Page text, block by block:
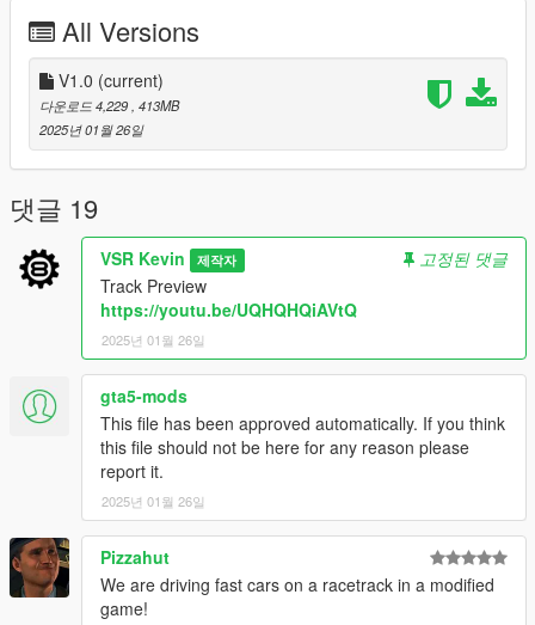
"PackfileLimitAdjuster"
"Heap Adjuster"
And a Modified "gameconfig.xml" to avoid any issues and
crashes
Feel free to report any bugs it would help me alot
Coordinates: x="-5480.00000000" y="8191.00000000"
z="300.00000000"
Enjoy!
All Versions
V1.0 (current)
다운로드 4,229 , 413MB
2025년 01월 26일
댓글 19
VSR Kevin 제작자
고정된 댓글
Track Preview
https://youtu.be/UQHQHQiAVtQ
2025년 01월 26일
gta5-mods
This file has been approved automatically. If you think
this file should not be here for any reason please
report it.
2025년 01월 26일
Pizzahut
We are driving fast cars on a racetrack in a modified
game!